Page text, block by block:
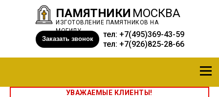
Заказать звонок тел: +7(495)369-43-59
тел: +7(926)825-28-66
ПАМЯТНИКИ МОСКВА
ИЗГОТОВЛЕНИЕ ПАМЯТНИКОВ НА
МОГИЛУ
УВАЖАЕМЫЕ КЛИЕНТЫ!